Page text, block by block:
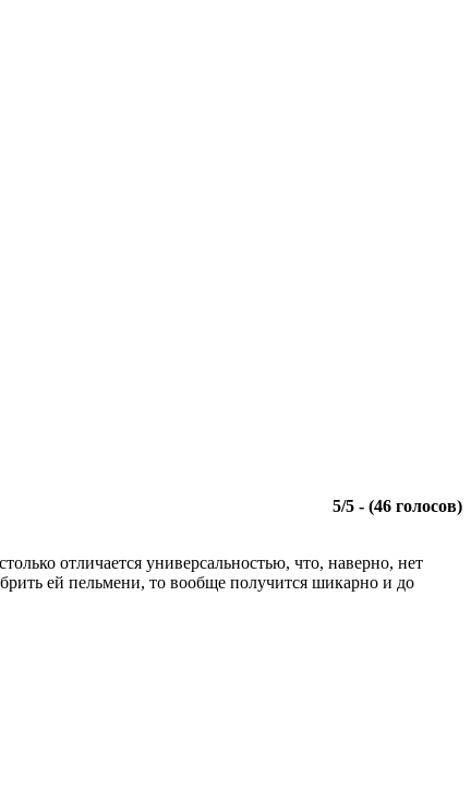
5/5 - (46 голосов)
отличается универсальностью, что, наверно, нет
ей пельмени, то вообще получится шикарно и до